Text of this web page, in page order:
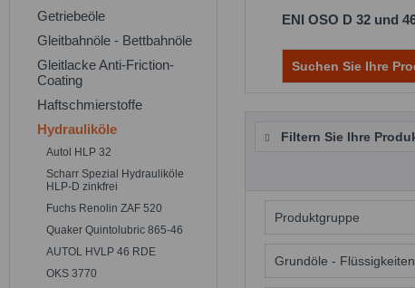
Getriebeöle
Gleitbahnöle - Bettbahnöle
Gleitlacke Anti-Friction-
Coating
Haftschmierstoffe
Hydrauliköle
Autol HLP 32
Scharr Spezial Hydrauliköle
HLP-D zinkfrei
Fuchs Renolin ZAF 520
Quaker Quintolubric 865-46
AUTOL HVLP 46 RDE
OKS 3770
ENI OSO D 32 und
Suchen Sie Ihre
Filtern Sie Ihre
Produktgruppe
Schmieröle
Grundöle - Flüssigkeiten